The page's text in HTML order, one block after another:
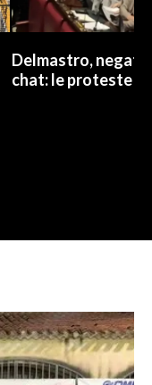
Delmastro,
chat: le proteste di